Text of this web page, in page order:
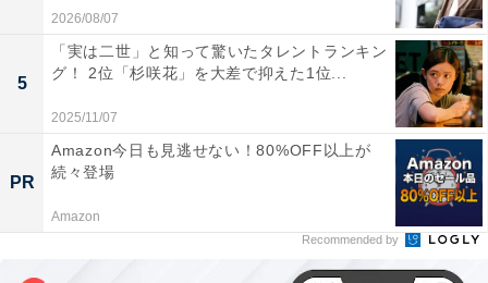
2026/08/07
5
「実は二世」と知って驚いたタレントランキン
グ！ 2位「杉咲花」を大差で抑えた1位...
2025/11/07
PR
Amazon今日も見逃せない！80%OFF以上が
続々登場
Amazon
Recommended by